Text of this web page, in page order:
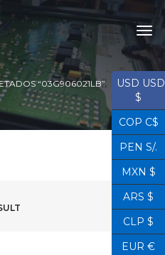
“03G906021LB”
USD USD
$
COP C$
PEN S/.
MXN $
ARS $
CLP $
EUR €